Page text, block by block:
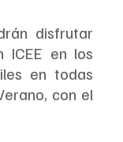
disfrutar
ICEE en los
en todas
con el